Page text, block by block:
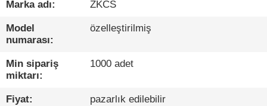
TURU
KALITE
KONTROL
Marka adı: ZKCS
Model
numarası:
özelleştirilmiş
Min sipariş
miktarı:
1000 adet
Fiyat: pazarlık edilebilir